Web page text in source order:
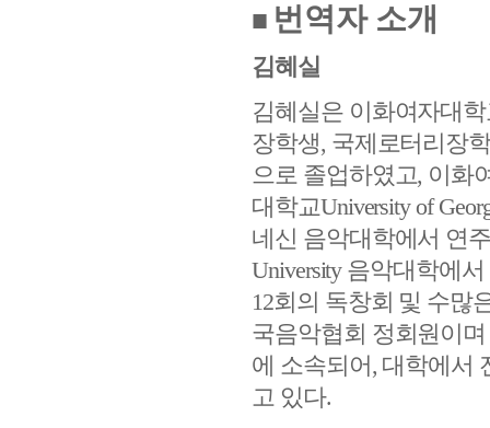
■ 번역자 소개
김혜실
김혜실은 이화여자대
장학생, 국제로터리장
으로 졸업하였고, 이화
대학교University of
네신 음악대학에서 연
University 음악대학에
12회의 독창회 및 수많
국음악협회 정회원이
에 소속되어 , 대학에서
고 있다.